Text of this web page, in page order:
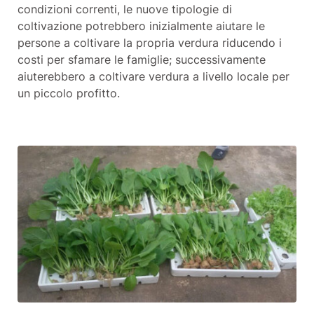
condizioni correnti, le nuove tipologie di
coltivazione potrebbero inizialmente aiutare le
persone a coltivare la propria verdura riducendo i
costi per sfamare le famiglie; successivamente
aiuterebbero a coltivare verdura a livello locale per
un piccolo profitto.